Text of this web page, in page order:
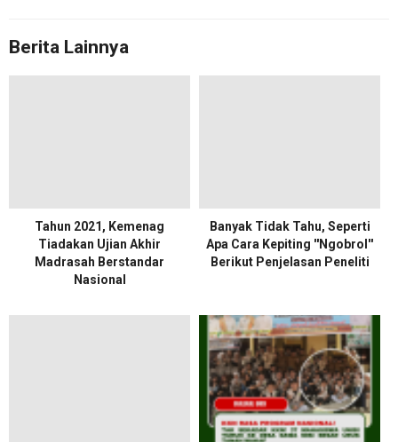
Berita Lainnya
Tahun 2021, Kemenag
Tiadakan Ujian Akhir
Madrasah Berstandar
Nasional
Banyak Tidak Tahu, Seperti
Apa Cara Kepiting ''Ngobrol''
Berikut Penjelasan Peneliti